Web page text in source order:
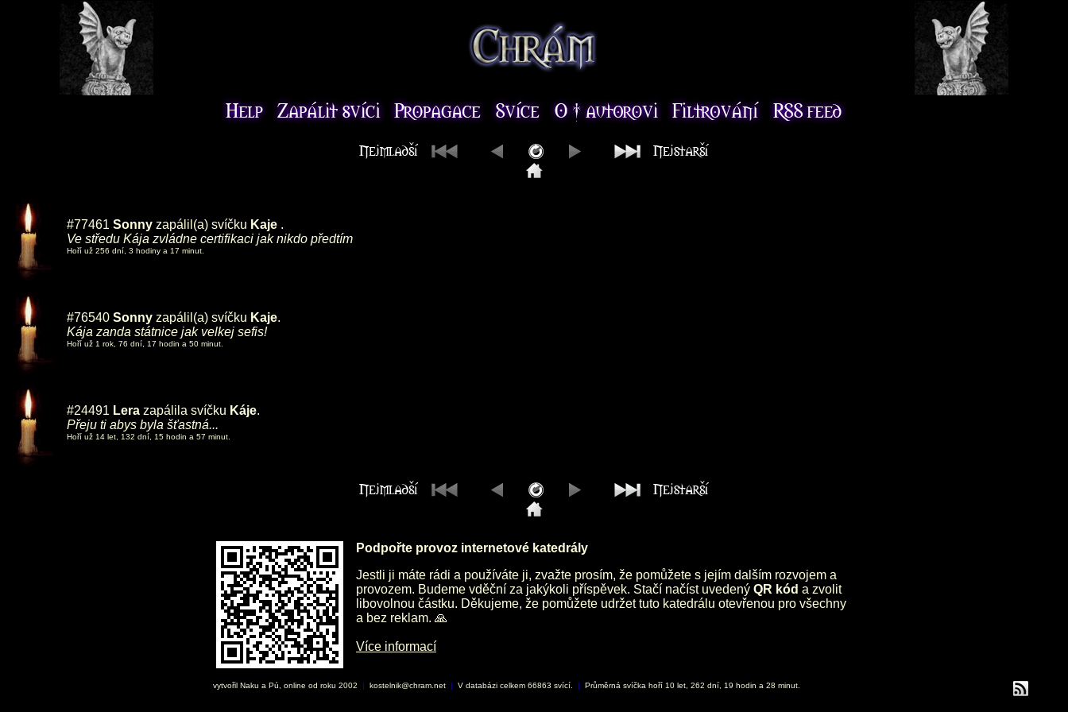
#77461 Sonny zapálil(a) svíčku Kaje .
Ve středu Kája zvládne certifikaci jak nikdo předtím
Hoří už 256 dní, 3 hodiny a 17 minut.
#76540 Sonny zapálil(a) svíčku Kaje.
Kája zanda státnice jak velkej sefis!
Hoří už 1 rok, 76 dní, 17 hodin a 50 minut.
#24491 Lera zapálila svíčku Káje.
Přeju ti abys byla šťastná...
Hoří už 14 let, 132 dní, 15 hodin a 57 minut.
Podpořte provoz internetové katedrály
Jestli ji máte rádi a používáte ji, zvažte prosím, že pomůžete s jejím dalším rozvojem a
provozem. Budeme vděční za jakýkoli příspěvek. Stačí načíst uvedený QR kód a zvolit
libovolnou částku. Děkujeme, že pomůžete udržet tuto katedrálu otevřenou pro všechny
a bez reklam. 🙏
Více informací
vytvořil Naku a Pú, online od roku 2002 | kostelnik@chram.net | V databázi celkem 66863 svící. | Průměrná svíčka hoří 10 let, 262 dní, 19 hodin a 28 minut.